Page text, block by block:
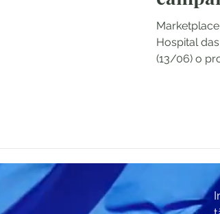
Hospital
(13/06) o